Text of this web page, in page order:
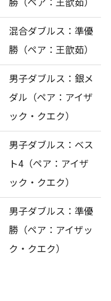
勝（ペア：王歆茹）
混合ダブルス：準優
勝（ペア：王歆茹）
男子ダブルス：銀メ
ダル（ペア：アイザ
ック・クエク）
男子ダブルス：ベス
ト4（ペア：アイザ
ック・クエク）
男子ダブルス：準優
勝（ペア：アイザッ
ク・クエク）